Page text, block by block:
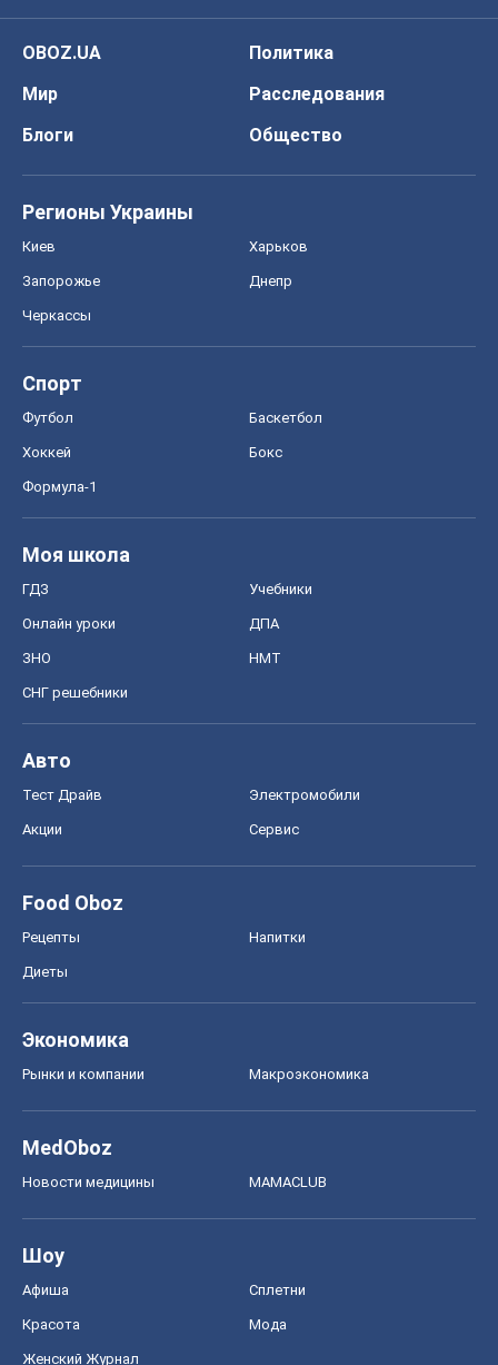
OBOZ.UA
Политика
Мир
Расследования
Блоги
Общество
Регионы Украины
Киев Харьков
Запорожье Днепр
Черкассы
Спорт
Футбол Баскетбол
Хоккей Бокс
Формула-1
Моя школа
ГДЗ Учебники
Онлайн уроки ДПА
ЗНО НМТ
СНГ решебники
Авто
Тест Драйв Электромобили
Акции Сервис
Food Oboz
Рецепты Напитки
Диеты
Экономика
Рынки и компании Mакроэкономика
MedOboz
Новости медицины MAMACLUB
Шоу
Афиша Сплетни
Красота Мода
Женский Журнал